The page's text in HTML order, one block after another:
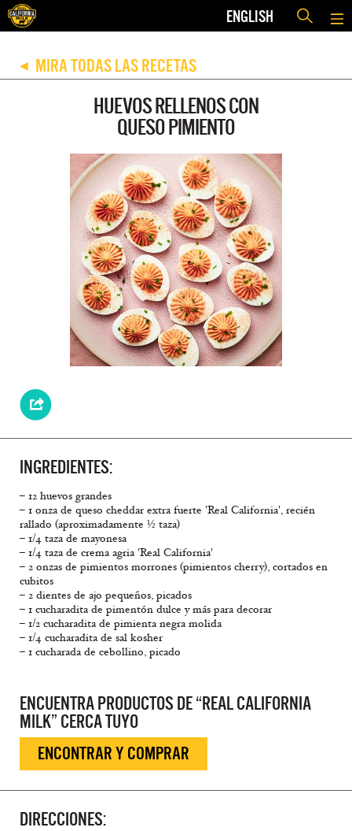
ENGLISH
◀ MIRA TODAS LAS RECETAS
HUEVOS RELLENOS CON
QUESO PIMIENTO
INGREDIENTES:
– 12 huevos grandes
– 1 onza de queso cheddar extra fuerte 'Real California', recién
rallado (aproximadamente ½ taza)
– 1/4 taza de mayonesa
– 1/4 taza de crema agria 'Real California'
– 2 onzas de pimientos morrones (pimientos cherry), cortados en
cubitos
– 2 dientes de ajo pequeños, picados
– 1 cucharadita de pimentón dulce y más para decorar
– 1/2 cucharadita de pimienta negra molida
– 1/4 cucharadita de sal kosher
– 1 cucharada de cebollino, picado
ENCUENTRA PRODUCTOS DE “REAL CALIFORNIA
MILK” CERCA TUYO
ENCONTRAR Y COMPRAR
DIRECCIONES: